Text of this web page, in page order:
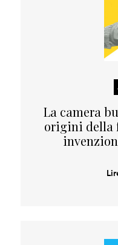
La camera
origini della